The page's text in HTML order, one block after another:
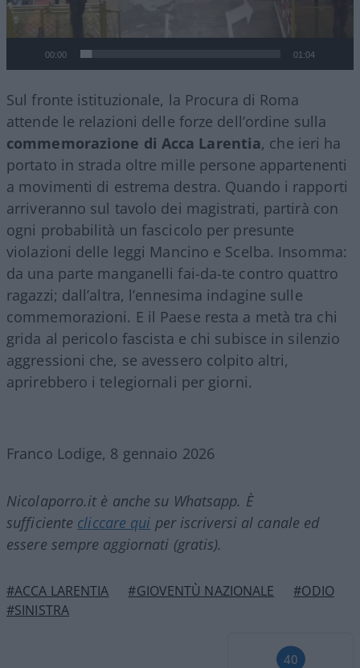
00:00 01:04
Sul fronte istituzionale, la Procura di Roma
attende le relazioni delle forze dell’ordine sulla
commemorazione di Acca Larentia, che ieri ha
portato in strada oltre mille persone appartenenti
a movimenti di estrema destra. Quando i rapporti
arriveranno sul tavolo dei magistrati, partirà con
ogni probabilità un fascicolo per presunte
violazioni delle leggi Mancino e Scelba. Insomma:
da una parte manganelli fai-da-te contro quattro
ragazzi; dall’altra, l’ennesima indagine sulle
commemorazioni. E il Paese resta a metà tra chi
grida al pericolo fascista e chi subisce in silenzio
aggressioni che, se avessero colpito altri,
aprirebbero i telegiornali per giorni.
Franco Lodige, 8 gennaio 2026
Nicolaporro.it è anche su Whatsapp. È
sufficiente cliccare qui per iscriversi al canale ed
essere sempre aggiornati (gratis).
#ACCA LARENTIA #GIOVENTÙ NAZIONALE
#ODIO
#SINISTRA
40